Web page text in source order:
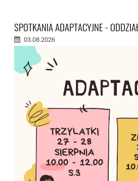
SPOTKANIA ADAPTACYJNE -
03.08.2026